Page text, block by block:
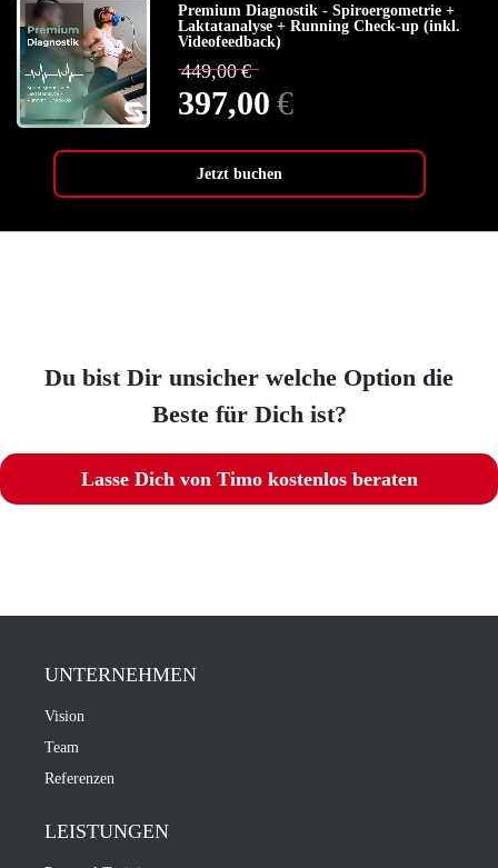
Premium Diagnostik - Spiroergometrie +
Laktatanalyse + Running Check-up (inkl.
Videofeedback)
449,00 €
397,00 €
Jetzt buchen
Du bist Dir unsicher welche Option die
Beste für Dich ist?
Lasse Dich von Timo kostenlos beraten
UNTERNEHMEN
Vision
Team
Referenzen
LEISTUNGEN